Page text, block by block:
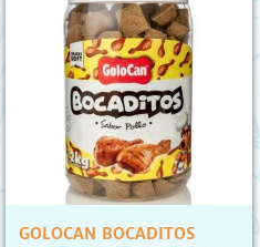
GOLOCAN BOCADITOS